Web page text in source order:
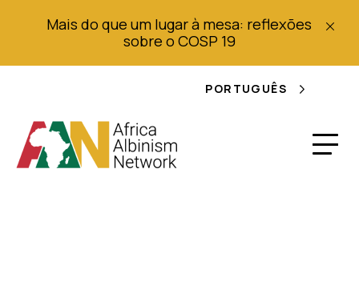
Mais do que um lugar à mesa: reflexões
sobre o COSP 19
PORTUGUÊS